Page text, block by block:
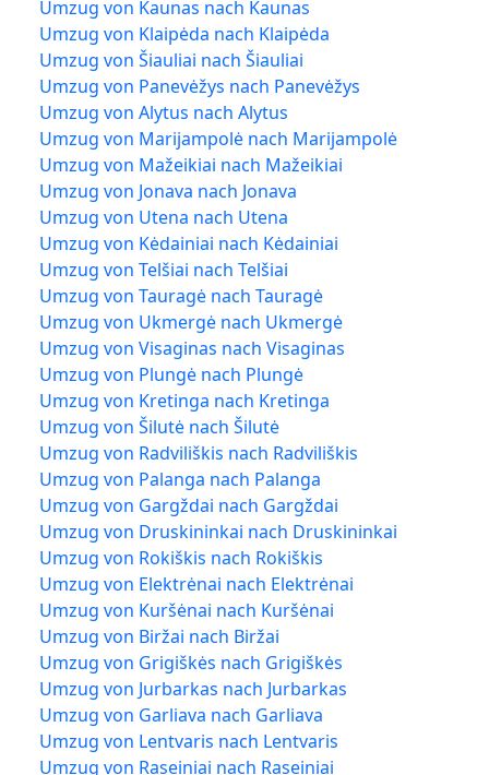
Umzug von Kaunas nach Kaunas
Umzug von Klaipėda nach Klaipėda
Umzug von Šiauliai nach Šiauliai
Umzug von Panevėžys nach Panevėžys
Umzug von Alytus nach Alytus
Umzug von Marijampolė nach Marijampolė
Umzug von Mažeikiai nach Mažeikiai
Umzug von Jonava nach Jonava
Umzug von Utena nach Utena
Umzug von Kėdainiai nach Kėdainiai
Umzug von Telšiai nach Telšiai
Umzug von Tauragė nach Tauragė
Umzug von Ukmergė nach Ukmergė
Umzug von Visaginas nach Visaginas
Umzug von Plungė nach Plungė
Umzug von Kretinga nach Kretinga
Umzug von Šilutė nach Šilutė
Umzug von Radviliškis nach Radviliškis
Umzug von Palanga nach Palanga
Umzug von Gargždai nach Gargždai
Umzug von Druskininkai nach Druskininkai
Umzug von Rokiškis nach Rokiškis
Umzug von Elektrėnai nach Elektrėnai
Umzug von Kuršėnai nach Kuršėnai
Umzug von Biržai nach Biržai
Umzug von Grigiškės nach Grigiškės
Umzug von Jurbarkas nach Jurbarkas
Umzug von Garliava nach Garliava
Umzug von Lentvaris nach Lentvaris
Umzug von Raseiniai nach Raseiniai